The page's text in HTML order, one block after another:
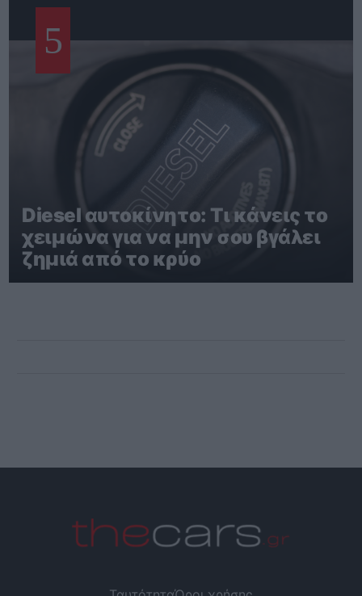
5
Diesel αυτοκίνητο: Τι κάνεις το
χειμώνα για να μην σου βγάλει
ζημιά από το κρύο